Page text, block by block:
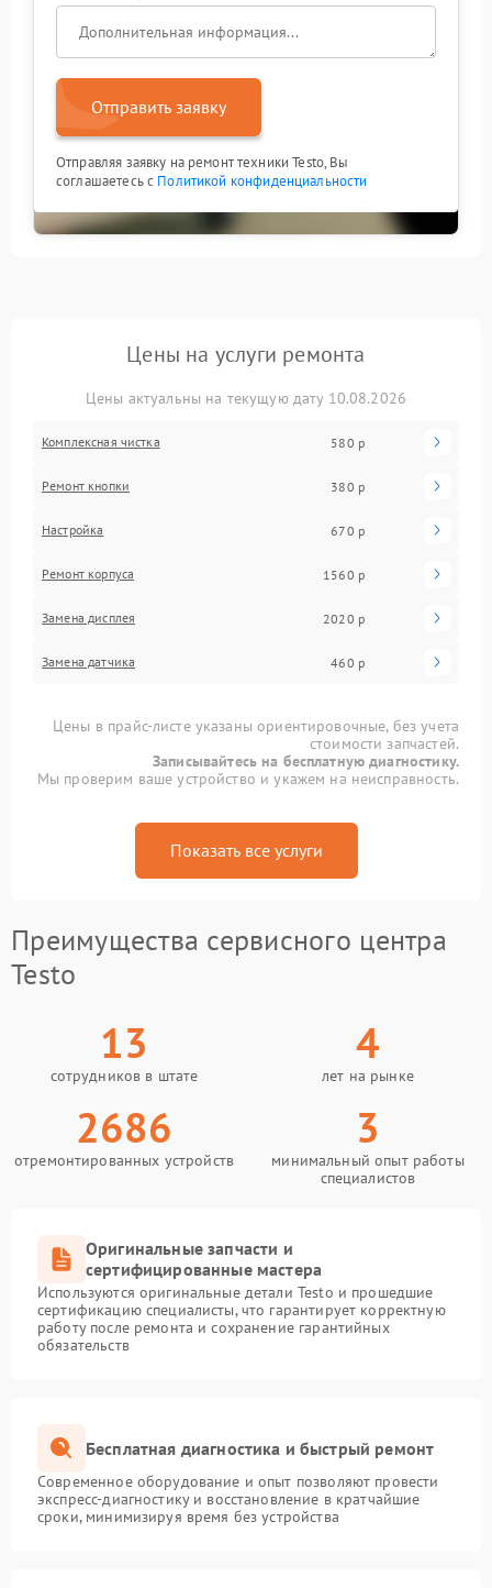
Отправить заявку
Отправляя заявку на ремонт техники Testo, Вы
соглашаетесь с Политикой конфиденциальности
Цены на услуги ремонта
Цены актуальны на текущую дату 10.08.2026
Комплексная чистка 580 р
Ремонт кнопки 380 р
Настройка 670 р
Ремонт корпуса 1560 р
Замена дисплея 2020 р
Замена датчика 460 р
Цены в прайс-листе указаны ориентировочные, без учета
стоимости запчастей.
Записывайтесь на бесплатную диагностику.
Мы проверим ваше устройство и укажем на неисправность.
Показать все услуги
Преимущества сервисного центра
Testo
13
сотрудников в штате
4
лет на рынке
2686
отремонтированных устройств
3
минимальный опыт работы
специалистов
Оригинальные запчасти и
сертифицированные мастера
Используются оригинальные детали Testo и прошедшие
сертификацию специалисты, что гарантирует корректную
работу после ремонта и сохранение гарантийных
обязательств
Бесплатная диагностика и быстрый ремонт
Современное оборудование и опыт позволяют провести
экспресс-диагностику и восстановление в кратчайшие
сроки, минимизируя время без устройства